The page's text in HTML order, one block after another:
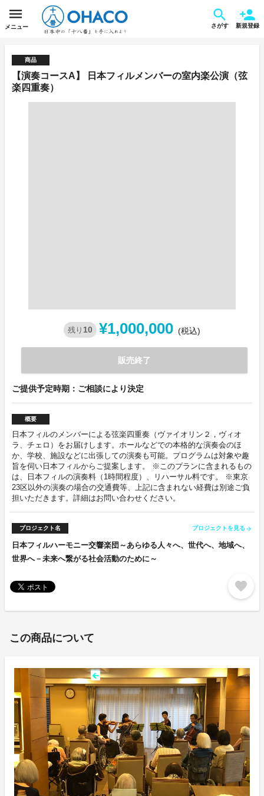
メニュー さがす 新規登録
商品
【演奏コースA】 日本フィルメンバーの室内楽公演（弦
楽四重奏）
残り 10 ¥1,000,000 (税込)
販売終了
ご提供予定時期：ご相談により決定
概要
日本フィルのメンバーによる弦楽四重奏（ヴァイオリン２，ヴィオ
ラ、チェロ）をお届けします。ホールなどでの本格的な演奏会のほ
か、学校、施設などに出張しての演奏も可能。プログラムは対象や趣
旨を伺い日本フィルからご提案します。 ※このプランに含まれるもの
は、日本フィルの演奏料（1時間程度）、リハーサル料です。 ※東京
23区以外の演奏の場合の交通費等、上記に含まれない経費は別途ご負
担いただきます。詳細はお問い合わせください。
プロジェクト名 プロジェクトを見る arrow_forward
日本フィルハーモニー交響楽団～あらゆる人々へ、世代へ、地域へ、
世界へ－未来へ繋がる社会活動のために～
favorite
この商品について